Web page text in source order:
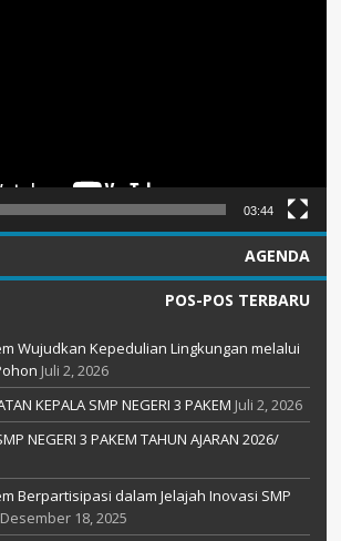
03:44
AGENDA
POS-POS TERBARU
Wujudkan Kepedulian Lingkungan melalui
Juli 2, 2026
KEPALA SMP NEGERI 3 PAKEM Juli 2, 2026
NEGERI 3 PAKEM TAHUN AJARAN 2026/
Berpartisipasi dalam Jelajah Inovasi SMP
Desember 18, 2025